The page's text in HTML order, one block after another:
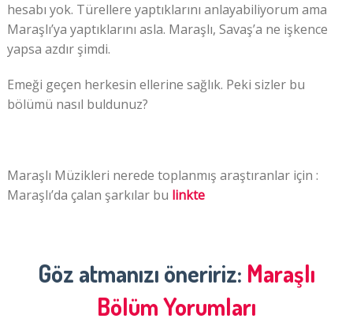
hesabı yok. Türellere yaptıklarını anlayabiliyorum ama
Maraşlı’ya yaptıklarını asla. Maraşlı, Savaş’a ne işkence
yapsa azdır şimdi.
Emeği geçen herkesin ellerine sağlık. Peki sizler bu
bölümü nasıl buldunuz?
Maraşlı Müzikleri nerede toplanmış araştıranlar için :
Maraşlı’da çalan şarkılar bu linkte
Göz atmanızı öneririz: Maraşlı
Bölüm Yorumları